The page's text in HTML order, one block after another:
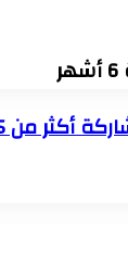
من 35 فنانًا